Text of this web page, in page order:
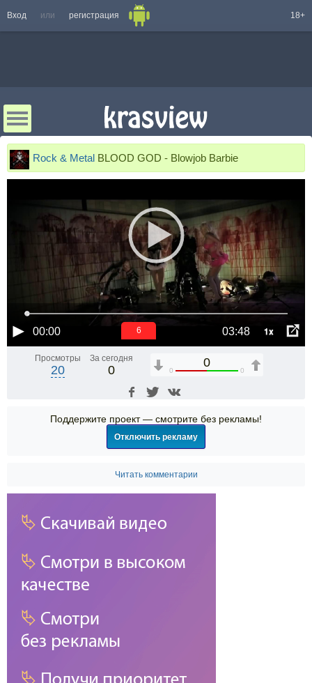
Вход или регистрация 18+
Rock & Metal BLOOD GOD - Blowjob Barbie
00:00 03:48 1x
6
Просмотры
20
За сегодня
0
0
0 0
Поддержите проект — смотрите без рекламы!
Отключить рекламу
Читать комментарии